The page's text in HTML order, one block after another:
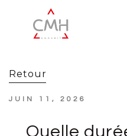
Retour
JUIN 11, 2026
Quelle